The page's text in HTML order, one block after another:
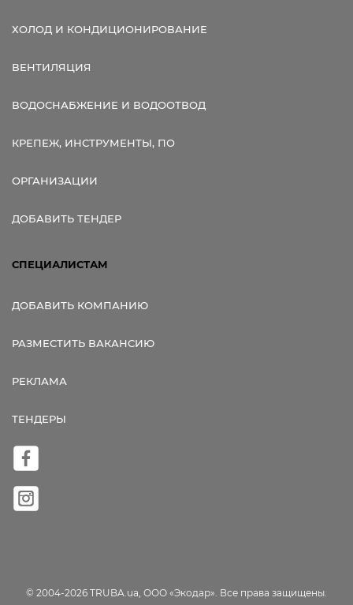
ХОЛОД И КОНДИЦИОНИРОВАНИЕ
ВЕНТИЛЯЦИЯ
ВОДОСНАБЖЕНИЕ И ВОДООТВОД
КРЕПЕЖ, ИНСТРУМЕНТЫ, ПО
ОРГАНИЗАЦИИ
ДОБАВИТЬ ТЕНДЕР
СПЕЦИАЛИСТАМ
ДОБАВИТЬ КОМПАНИЮ
РАЗМЕСТИТЬ ВАКАНСИЮ
РЕКЛАМА
ТЕНДЕРЫ
© 2004-2026 TRUBA.ua, ООО «Экодар». Все права защищены.